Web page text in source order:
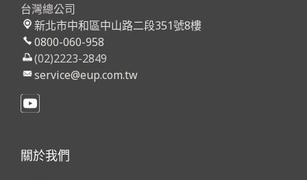
台灣總公司
新北市中和區中山路二段351號8樓
0800-060-958
(02)2223-2849
service@eup.com.tw
關於我們